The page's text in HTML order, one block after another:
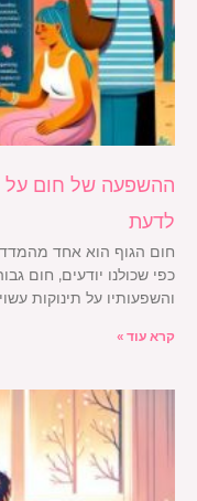
ההשפעה של חום על
לדעת
חום הגוף הוא אחד
כפי שכולנו יודעים, חום
והשפעותיו על תינוקות
קרא עוד »